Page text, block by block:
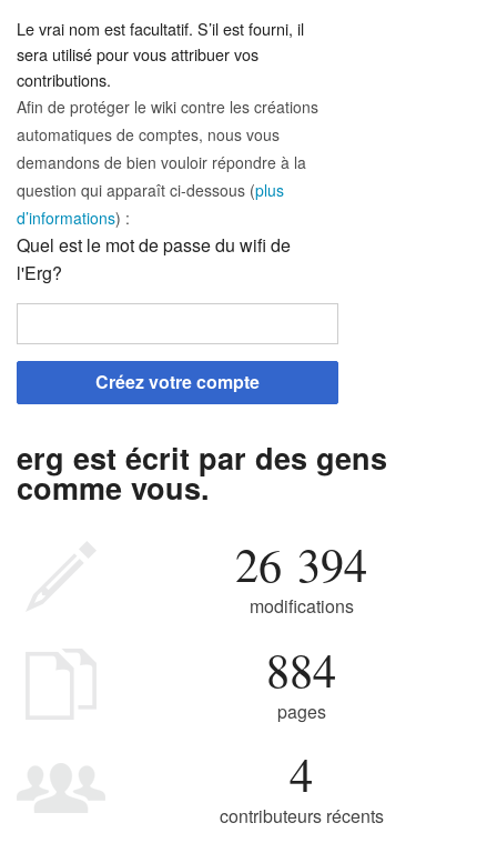
Le vrai nom est facultatif. S’il est fourni, il
sera utilisé pour vous attribuer vos
contributions.
Afin de protéger le wiki contre les créations
automatiques de comptes, nous vous
demandons de bien vouloir répondre à la
question qui apparaît ci-dessous (plus
d’informations) :
Quel est le mot de passe du wifi de
l'Erg?
Créez votre compte
erg est écrit par des gens
comme vous.
26 394
modifications
884
pages
4
contributeurs récents